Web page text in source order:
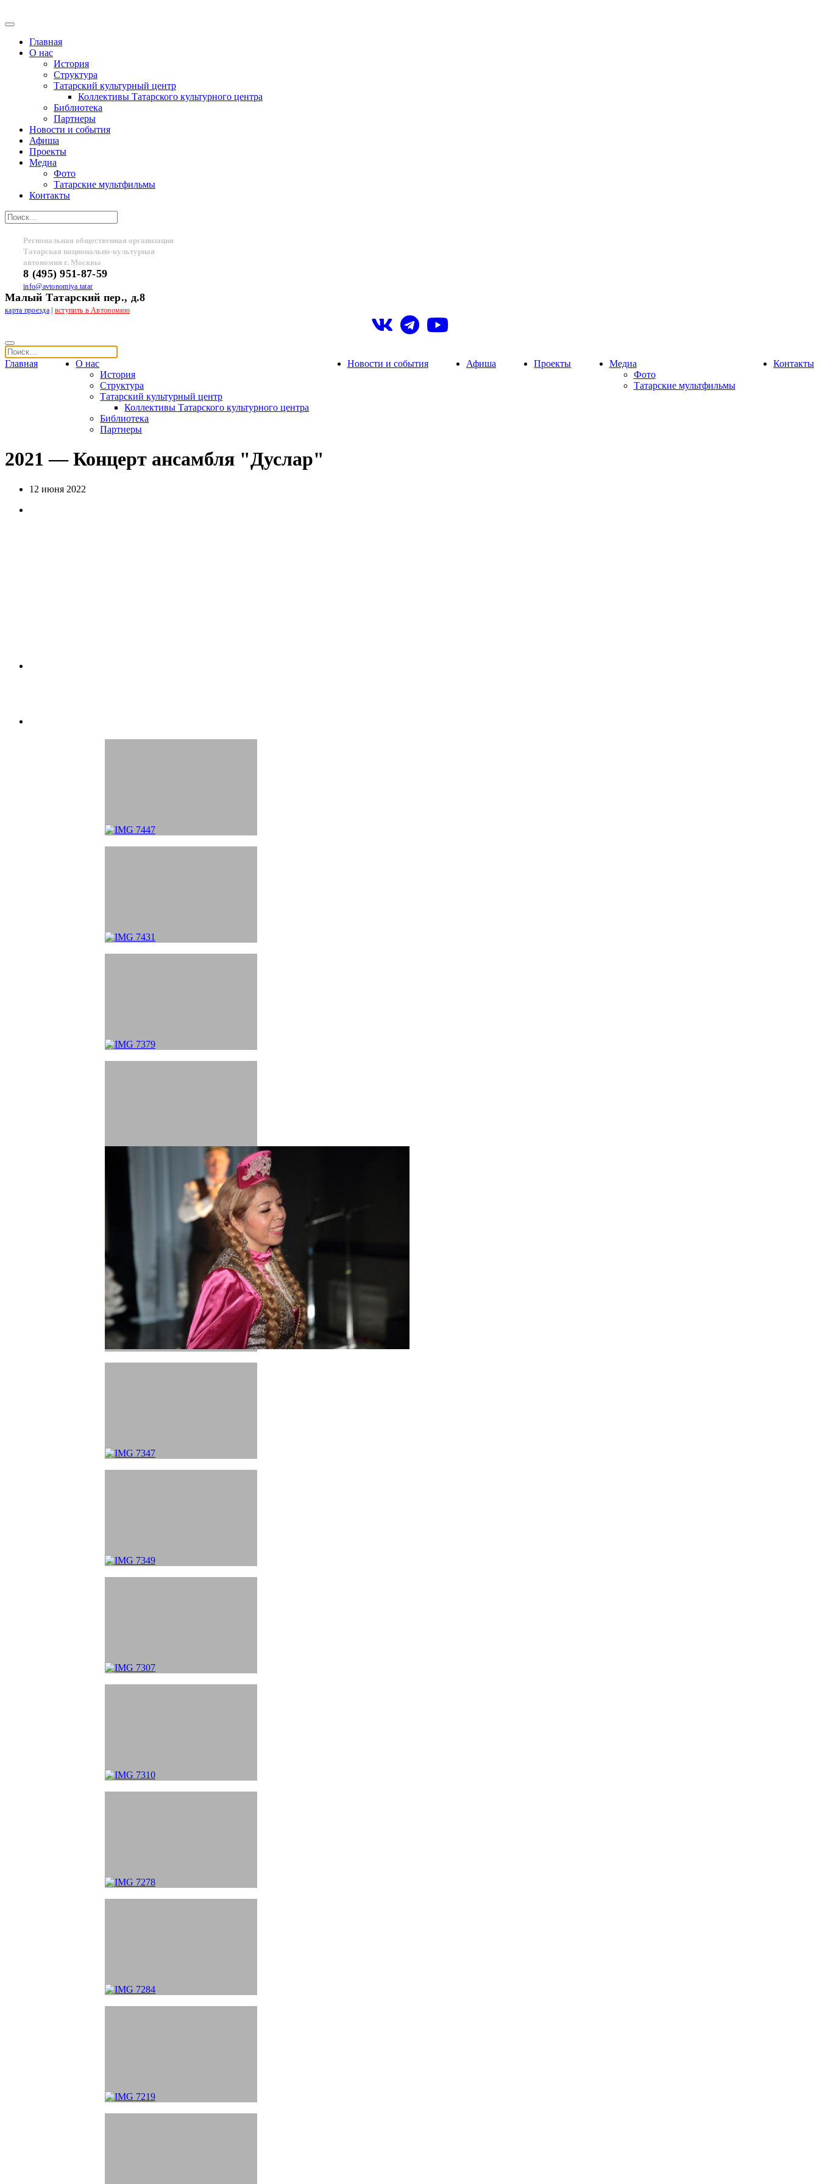
Главная
О нас
История
Структура
Татарский культурный центр
Коллективы Татарского культурного центра
Библиотека
Партнеры
Новости и события
Афиша
Проекты
Медиа
Фото
Татарские мультфильмы
Контакты
Региональная общественная организация
Татарская национально-культурная
автономия г. Москвы
8 (495) 951-87-59
info@avtonomiya.tatar
Малый Татарский пер., д.8
карта проезда| вступить в Автономию
Главная
О нас
История
Структура
Татарский культурный центр
Коллективы Татарского культурного центра
Библиотека
Партнеры
Новости и события Афиша Проекты
Медиа
Фото
Татарские мультфильмы
Контакты
2021 — Концерт ансамбля "Дуслар"
12 июня 2022